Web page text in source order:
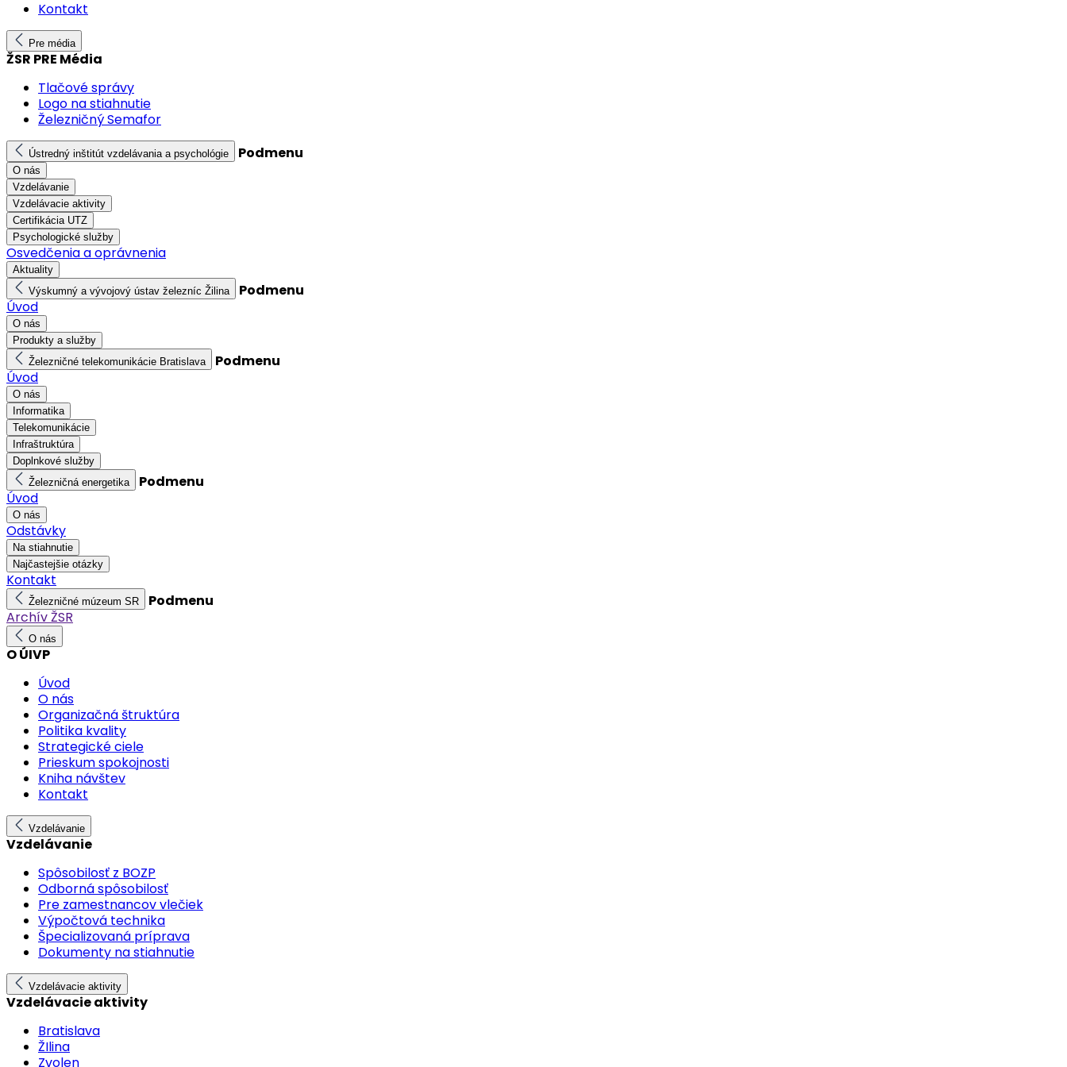
Kontakt
Pre média
ŽSR PRE Média
Tlačové správy
Logo na stiahnutie
Železničný Semafor
Ústredný inštitút vzdelávania a psychológie Podmenu
O nás
Vzdelávanie
Vzdelávacie aktivity
Certifikácia UTZ
Psychologické služby
Osvedčenia a oprávnenia
Aktuality
Výskumný a vývojový ústav železníc Žilina
Podmenu
Úvod
O nás
Produkty a služby
Železničné telekomunikácie Bratislava
Podmenu
Úvod
O nás
Informatika
Telekomunikácie
Infraštruktúra
Doplnkové služby
Železničná energetika
Podmenu
Úvod
O nás
Odstávky
Na stiahnutie
Najčastejšie otázky
Kontakt
Železničné múzeum SR
Podmenu
Archív ŽSR
O nás
O ÚIVP
Úvod
O nás
Organizačná štruktúra
Politika kvality
Strategické ciele
Prieskum spokojnosti
Kniha návštev
Kontakt
Vzdelávanie
Vzdelávanie
Spôsobilosť z BOZP
Odborná spôsobilosť
Pre zamestnancov vlečiek
Výpočtová technika
Špecializovaná príprava
Dokumenty na stiahnutie
Vzdelávacie aktivity
Vzdelávacie aktivity
Bratislava
ŽIlina
Zvolen